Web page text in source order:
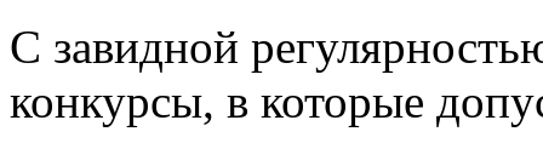
С завидной
конкурсы, в которые